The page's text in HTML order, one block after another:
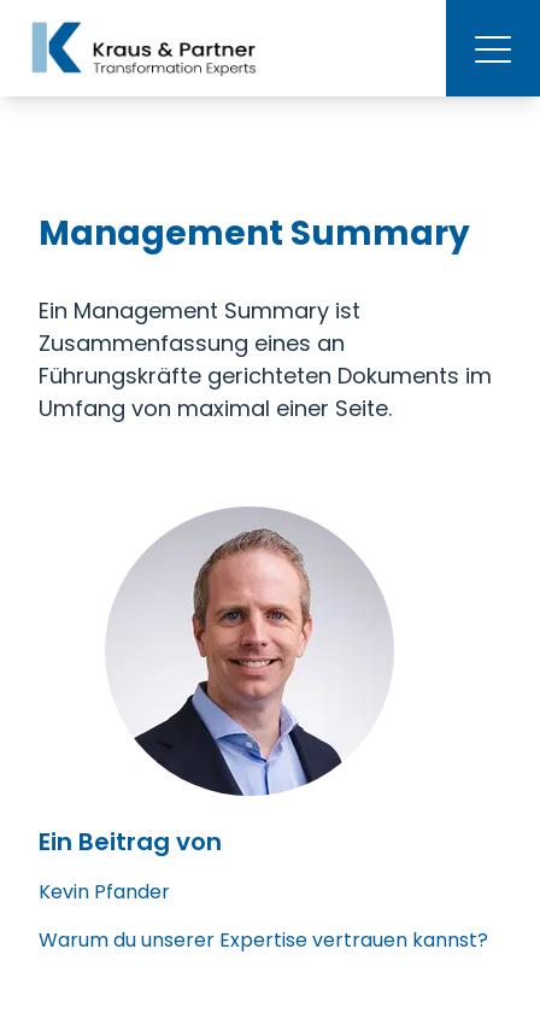
Management Summary
Ein Management Summary ist
Zusammenfassung eines an
Führungskräfte gerichteten Dokuments im
Umfang von maximal einer Seite.
Ein Beitrag von
Kevin Pfander
Warum du unserer Expertise vertrauen kannst?